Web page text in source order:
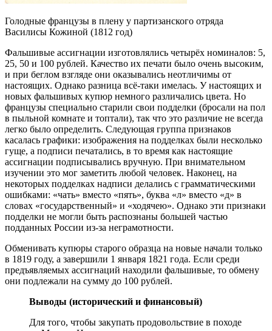
Голодные французы в плену у партизанского отряда
Василисы Кожиной (1812 год)
Фальшивые ассигнации изготовлялись четырёх номиналов: 5,
25, 50 и 100 рублей. Качество их печати было очень высоким,
и при беглом взгляде они оказывались неотличимы от
настоящих. Однако разница всё-таки имелась. У настоящих и
новых фальшивых купюр немного различались цвета. Но
французы специально старили свои подделки (бросали на пол
в пыльной комнате и топтали), так что это различие не всегда
легко было определить. Следующая группа признаков
касалась графики: изображения на подделках были несколько
гуще, а подписи печатались, в то время как настоящие
ассигнации подписывались вручную. При внимательном
изучении это мог заметить любой человек. Наконец, на
некоторых подделках надписи делались с грамматическими
ошибками: «чать» вместо «пять», буква «л» вместо «д» в
словах «государственный» и «ходячею». Однако эти признаки
подделки не могли быть распознаны большей частью
подданных России из-за неграмотности.
Обменивать купюры старого образца на новые начали только
в 1819 году, а завершили 1 января 1821 года. Если среди
предъявляемых ассигнаций находили фальшивые, то обмену
они подлежали на сумму до 100 рублей.
Выводы (исторический и финансовый)
Для того, чтобы закупать продовольствие в походе